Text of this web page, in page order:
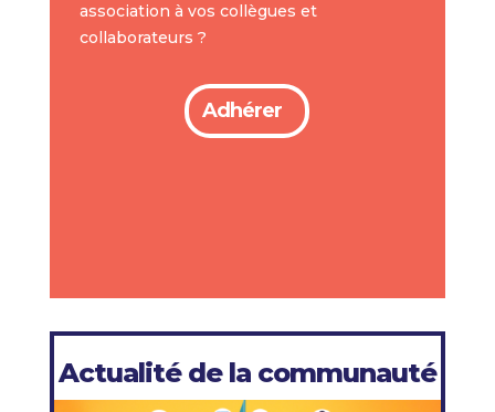
association à vos collègues et
collaborateurs ?
Adhérer
Actualité de la communauté